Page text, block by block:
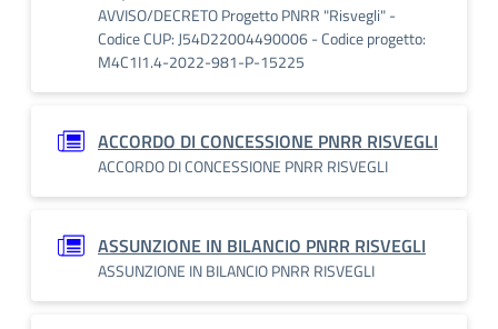
AVVISO/DECRETO Progetto PNRR "Risvegli" -
Codice CUP: J54D22004490006 - Codice progetto:
M4C1I1.4-2022-981-P-15225
ACCORDO DI CONCESSIONE PNRR RISVEGLI
ACCORDO DI CONCESSIONE PNRR RISVEGLI
ASSUNZIONE IN BILANCIO PNRR RISVEGLI
ASSUNZIONE IN BILANCIO PNRR RISVEGLI